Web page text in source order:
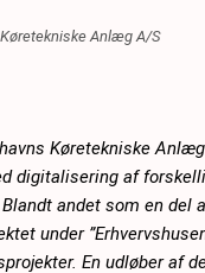
Anlæg A/S
Køretekniske
digitalisering af
andet som en del
under
En udløber af